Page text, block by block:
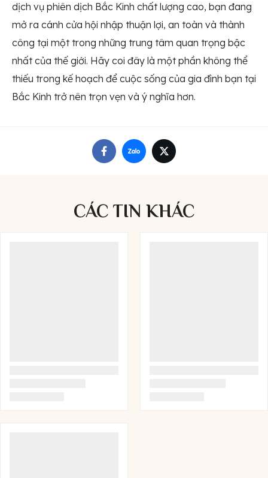
dịch vụ phiên dịch Bắc Kinh chất lượng cao, bạn đang
mở ra cánh cửa hội nhập thuận lợi, an toàn và thành
công tại một trong những trung tâm quan trọng bậc
nhất của thế giới. Hãy coi đây là một phần không thể
thiếu trong kế hoạch để cuộc sống của gia đình bạn tại
Bắc Kinh trở nên trọn vẹn và ý nghĩa hơn.
CÁC TIN KHÁC